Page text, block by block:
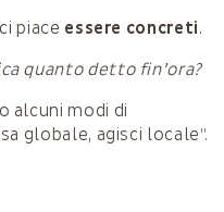
piace essere concreti.
quanto detto fin’ora?
alcuni modi di
globale, agisci locale”.